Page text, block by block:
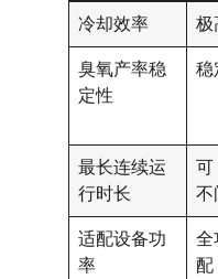
冷却效率 极
臭氧产率稳
定性
稳
最长连续运
行时长
可
不
适配设备功
率
全
配